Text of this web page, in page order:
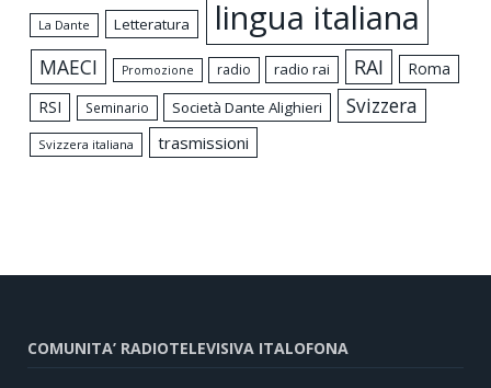
La Dante Letteratura lingua italiana
MAECI Promozione radio radio rai RAI
Roma
RSI
Seminario Società Dante Alighieri Svizzera
Svizzera italiana trasmissioni
COMUNITA’ RADIOTELEVISIVA ITALOFONA